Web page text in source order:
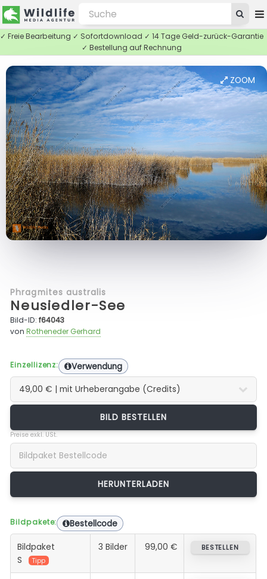
✓ Freie Bearbeitung ✓ Sofortdownload ✓ 14 Tage Geld-zurück-Garantie
✓ Bestellung auf Rechnung
ZOOM
Phragmites australis
Neusiedler-See
Bild-ID:f64043
vonRotheneder Gerhard
Einzellizenz: Verwendung
BILD BESTELLEN
Preise exkl. USt.
Bildpakete: Bestellcode
Bildpaket
S
Tipp
3 Bilder 99,00 € BESTELLEN